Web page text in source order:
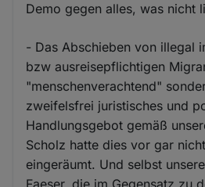
Demo gegen alles, was nicht
- Das Abschieben von illegal
bzw ausreisepflichtigen
"menschenverachtend"
zweifelsfrei juristisches und
Handlungsgebot gemäß
Scholz hatte dies vor gar
eingeräumt. Und selbst